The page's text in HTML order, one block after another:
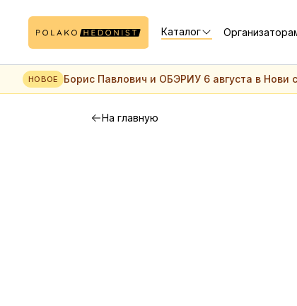
Каталог
НОВОЕ Борис Павлович и ОБЭРИУ 6 августа в Нови
На главную